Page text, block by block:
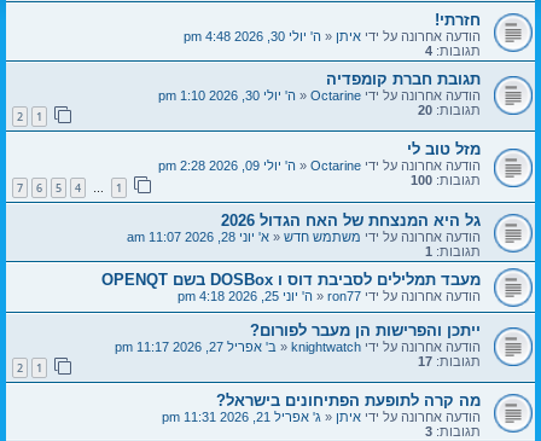
חזרתי!
הודעה אחרונה על ידי איתן«ה' יולי 30, 2026 4:48 pm
תגובות: 4
תגובת חברת קומפדיה
הודעה אחרונה על ידי Octarine
«ה' יולי 30, 2026 1:10 pm
תגובות: 20
2
מזל טוב לי
הודעה אחרונה על ידי Octarine
«ה' יולי 09, 2026 2:28 pm
תגובות: 100
…
4
5
6
7
גל היא המנצחת של האח הגדול 2026
הודעה אחרונה על ידי משתמש חדש«א' יוני 28, 2026 11:07 am
תגובות: 1
מעבד תמלילים לסביבת דוס ו DOSBox בשם OPENQT
הודעה אחרונה על ידי ron77
«ה' יוני 25, 2026 4:18 pm
ייתכן והפרישות הן מעבר לפורום?
הודעה אחרונה על ידי knightwatch
«ב' אפריל 27, 2026 11:17 pm
תגובות: 17
2
מה קרה לתופעת הפתיחונים בישראל?
הודעה אחרונה על ידי איתן«ג' אפריל 21, 2026 11:31 pm
תגובות: 3